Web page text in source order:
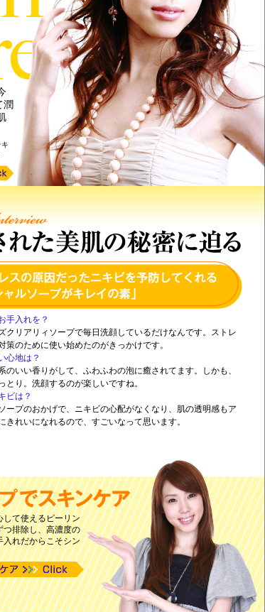
潤
入れを？
クリアリィソープで毎日洗顔しているだけなんです。ストレ
策のために使い始めたのがきっかけです。
心地は？
のいい香りがして、ふわふわの泡に癒されてます。しかも、
とり。洗顔するのが楽しいですね。
ビは？
ープのおかげで、ニキビの心配がなくなり、肌の透明感もア
きれいになれるので、すごいなって思います。
して使えるピーリン
つ排除し、高濃度の
れだからこそシン